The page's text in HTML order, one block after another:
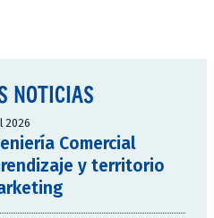
NOTICIAS
2026
Comercial
y territorio